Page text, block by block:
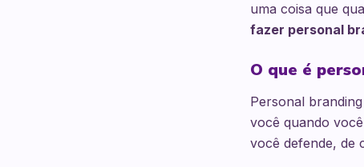
uma coisa que
fazer personal
O que é
Personal
você quando
você defende, de